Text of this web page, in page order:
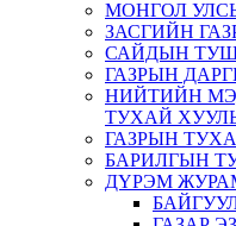
МОНГОЛ
ЗАСГИЙН
САЙДЫН
ГАЗРЫН
НИЙТИЙН
ТУХАЙ
ГАЗРЫН
БАРИЛГЫН
ДҮРЭМ